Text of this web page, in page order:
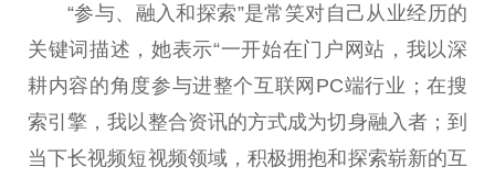
“参与、融入和探索”是常笑对自己从业经历的
关键词描述，她表示“一开始在门户网站，我以深
耕内容的角度参与进整个互联网PC端行业；在搜
索引擎，我以整合资讯的方式成为切身融入者；到
当下长视频短视频领域，积极拥抱和探索崭新的互